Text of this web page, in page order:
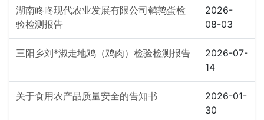
湖南咚咚现代农业发展有限公司鹌鹑蛋检
验检测报告
2026-
08-03
三阳乡刘*淑走地鸡（鸡肉）检验检测报告
2026-07-
14
关于食用农产品质量安全的告知书
2026-01-
30